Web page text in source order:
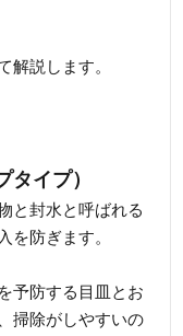
解説します。
イプ）
と封水と呼ばれる
を防ぎます。
予防する目皿とお
掃除がしやすいの